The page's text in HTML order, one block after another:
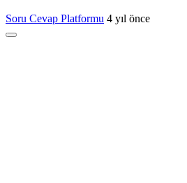
Soru Cevap Platformu 4 yıl önce